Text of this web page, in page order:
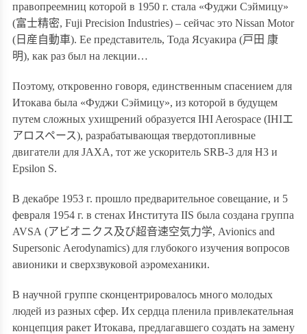
правопреемниц которой в 1950 г. стала «Фуджи Сэймицу»
(富士精密, Fuji Precision Industries) – сейчас это Nissan Motor
(日産自動車). Ее представитель, Тода Ясуакира (戸田 康
明), как раз был на лекции…
Поэтому, откровенно говоря, единственным спасением для
Итокава была «Фуджи Сэймицу», из которой в будущем
путем сложных ухищрений образуется IHI Aerospace (IHIエ
アロスペース), разрабатывающая твердотопливные
двигатели для JAXA, тот же ускоритель SRB-3 для H3 и
Epsilon S.
В декабре 1953 г. прошло предварительное совещание, и 5
февраля 1954 г. в стенах Института IIS была создана группа
AVSA (アビオニクス及び超音速空気力学, Avionics and
Supersonic Aerodynamics) для глубокого изучения вопросов
авионики и сверхзвуковой аэромеханики.
В научной группе сконцентрировалось много молодых
людей из разных сфер. Их сердца пленила привлекательная
концепция ракет Итокава, предлагавшего создать на замену